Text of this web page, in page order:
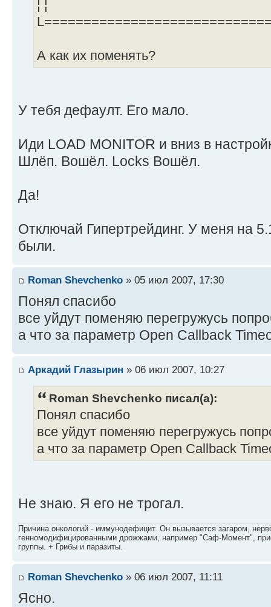
¦ ¦
А как их поменять?
У тебя дефаулт. Его мало.
Иди LOAD MONITOR и вниз в
Шлёп. Вошёл. Locks Вошёл.
Да!
Отключай Гипертрейдинг. У меня на
были.
Roman Shevchenko » 05 июл 2007, 17:30
Понял спасибо
все уйдут поменяю перегружусь
а что за параметр Open Callback
Аркадий Глазырин » 06 июл 2007, 10:27
Roman Shevchenko писал(а):
Понял спасибо
все уйдут поменяю перегружусь
а что за параметр Open Callback
Не знаю. Я его не трогал.
Причина онкологий - иммунодефицит. Он вызывается загаром,
генномодифицированными дрожжами, например "Саф-Момент",
группы. + Грибы и паразиты.
Roman Shevchenko » 06 июл 2007, 11:11
Ясно.